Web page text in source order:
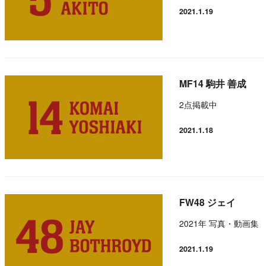
投稿日
2021.1.19
MF14 駒井 善成
2点掲載中
投稿日
2021.1.18
FW48 ジェイ
2021年 写真・動画集
投稿日
2021.1.19